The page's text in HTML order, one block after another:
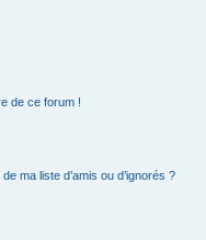
de ce forum !
ma liste d’amis ou d’ignorés ?